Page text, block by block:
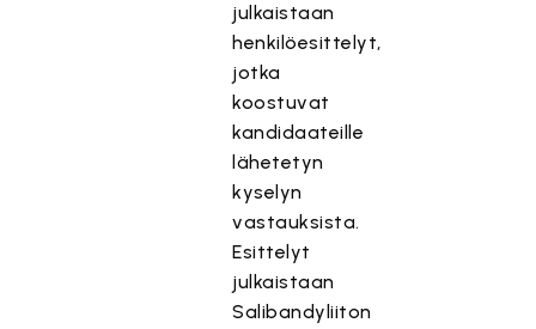
julkaistaan
henkilöesittelyt,
jotka
koostuvat
kandidaateille
lähetetyn
kyselyn
vastauksista.
Esittelyt
julkaistaan
Salibandyliiton